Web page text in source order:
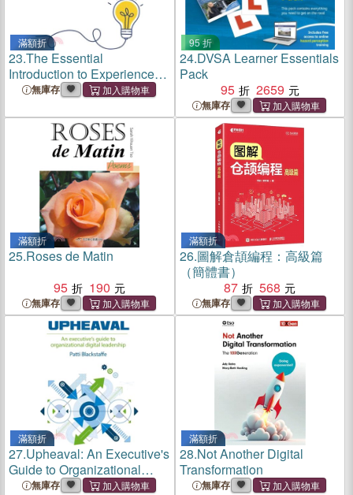
滿額折
23.The Essential
Introduction to Experience
Management
無庫存
95 折
24.DVSA Learner Essentials
Pack
95
2659
無庫存
滿額折
25.Roses de Matin
95
190
無庫存
滿額折
26.圖解倉頡編程：高級篇
（簡體書）
87
568
無庫存
滿額折
27.Upheaval: An Executive's
Guide to Organizational
Digital Leadership
無庫存
滿額折
28.Not Another Digital
Transformation
無庫存